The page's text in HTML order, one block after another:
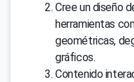
Cree un diseño
herramientas
geométricas,
gráficos.
Contenido